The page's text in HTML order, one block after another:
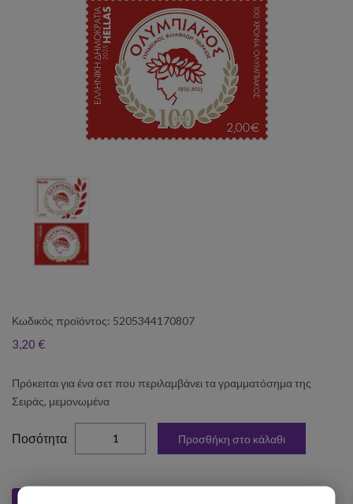
Κωδικός προϊόντος: 5205344170807
3,20 €
Πρόκειται για ένα σετ που περιλαμβάνει τα γραμματόσημα της
Σειράς, μεμονωμένα
Ποσότητα Προσθήκη στο κάλαθι